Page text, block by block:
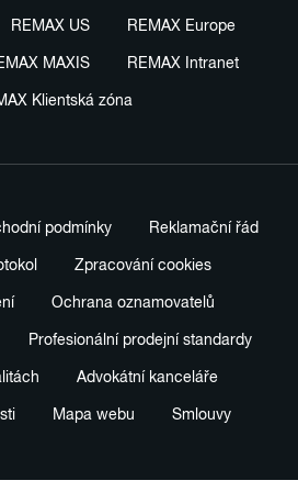
REMAX US REMAX Europe
MAXIS REMAX Intranet
Klientská zóna
podmínky Reklamační řád
Zpracování cookies
Ochrana oznamovatelů
Profesionální prodejní standardy
Advokátní kanceláře
Mapa webu Smlouvy